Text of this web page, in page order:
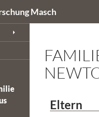
Masch
Eltern